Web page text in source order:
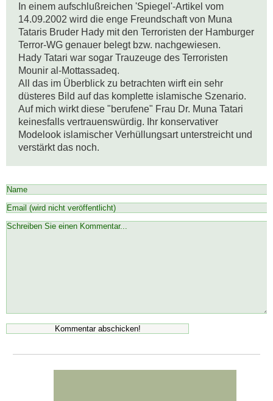
In einem aufschlußreichen 'Spiegel'-Artikel vom
14.09.2002 wird die enge Freundschaft von Muna
Tataris Bruder Hady mit den Terroristen der Hamburger
Terror-WG genauer belegt bzw. nachgewiesen.
Hady Tatari war sogar Trauzeuge des Terroristen
Mounir al-Mottassadeq.
All das im Überblick zu betrachten wirft ein sehr
düsteres Bild auf das komplette islamische Szenario.
Auf mich wirkt diese "berufene" Frau Dr. Muna Tatari
keinesfalls vertrauenswürdig. Ihr konservativer
Modelook islamischer Verhüllungsart unterstreicht und
verstärkt das noch.